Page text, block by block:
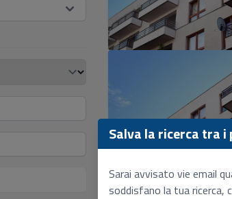
Salva la ricerca tra
Sarai avvisato vie email
soddisfano la tua ricerca,